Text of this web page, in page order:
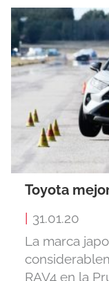
Toyota
31.01.20
La marca
RAV4 en la